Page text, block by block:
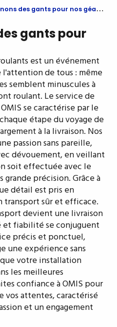
Nous prenons des gants pour nos géants
gants pour
est un événement
de tous : même
semblent minuscules à
roulant. Le service de
se caractérise par le
étape du voyage de
à la livraison. Nos
passion sans pareille,
dévouement, en veillant
soit effectuée avec le
grande précision. Grâce à
détail est pris en
transport sûr et efficace.
devient une livraison
fiabilité se conjuguent
précis et ponctuel,
une expérience sans
votre installation
les meilleures
confiance à OMIS pour
vos attentes, caractérisé
et un engagement